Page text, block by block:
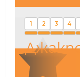
1 2 3 4